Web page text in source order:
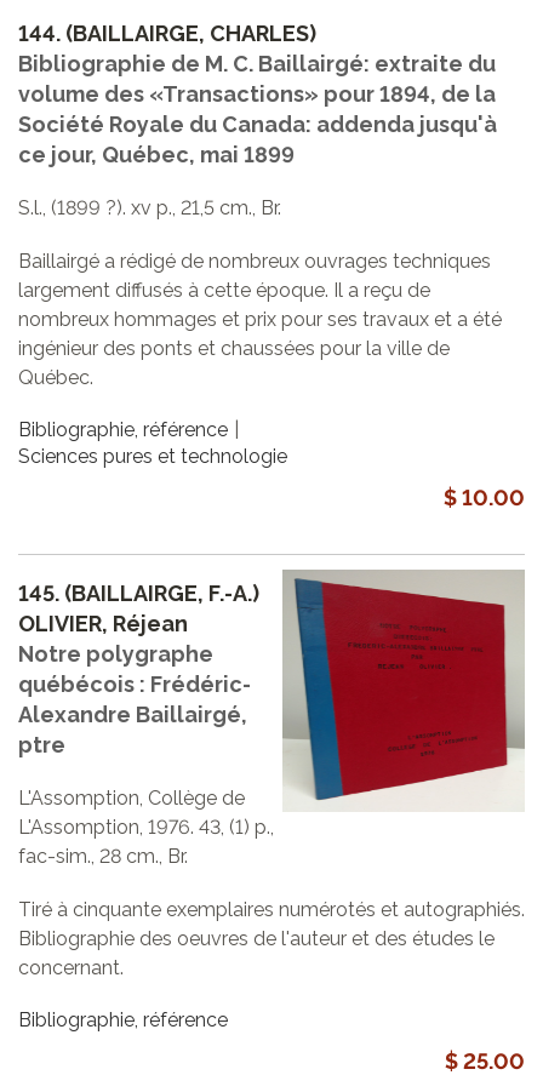
144. (BAILLAIRGE, CHARLES)
Bibliographie de M. C. Baillairgé: extraite du
volume des «Transactions» pour 1894, de la
Société Royale du Canada: addenda jusqu'à
ce jour, Québec, mai 1899
S.l., (1899 ?). xv p., 21,5 cm., Br.
Baillairgé a rédigé de nombreux ouvrages techniques
largement diffusés à cette époque. Il a reçu de
nombreux hommages et prix pour ses travaux et a été
ingénieur des ponts et chaussées pour la ville de
Québec.
Bibliographie, référence
Sciences pures et technologie
$ 10.00
145. (BAILLAIRGE, F.-A.)
OLIVIER, Réjean
Notre polygraphe
québécois : Frédéric-
Alexandre Baillairgé,
ptre
L'Assomption, Collège de
L'Assomption, 1976. 43, (1) p.,
fac-sim., 28 cm., Br.
Tiré à cinquante exemplaires numérotés et autographiés.
Bibliographie des oeuvres de l'auteur et des études le
concernant.
Bibliographie, référence
$ 25.00